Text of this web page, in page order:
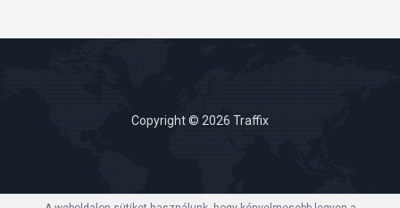
Copyright © 2026 Traffix